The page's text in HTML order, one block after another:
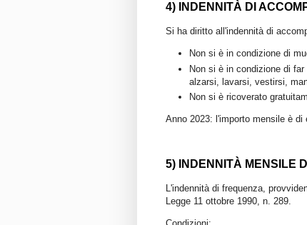
4) INDENNITÀ DI
Si ha diritto all'indennità di
Non si è in condizione di
Non si è in condizione di
alzarsi, lavarsi, vestirsi,
Non si è ricoverato
Anno 2023: l'importo mensile è
5) INDENNITÀ MENSILE
L'indennità di frequenza,
Legge 11 ottobre 1990, n. 289.